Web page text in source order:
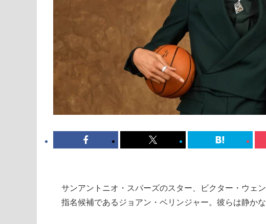
サンアントニオ・スパーズのスター、ビクター・ウェ
指名候補であるジョアン・ベリンジャー。彼らは静か